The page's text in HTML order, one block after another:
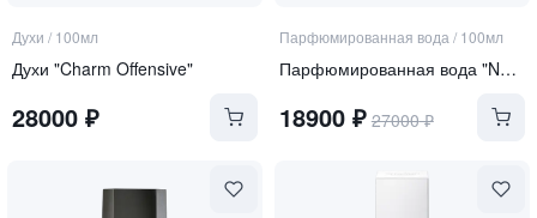
Духи / 100мл
Духи "Charm Offensive"
28000 ₽
Парфюмированная вода / 100мл
Парфюмированная вода "NOORIA"
18900₽ 27000₽